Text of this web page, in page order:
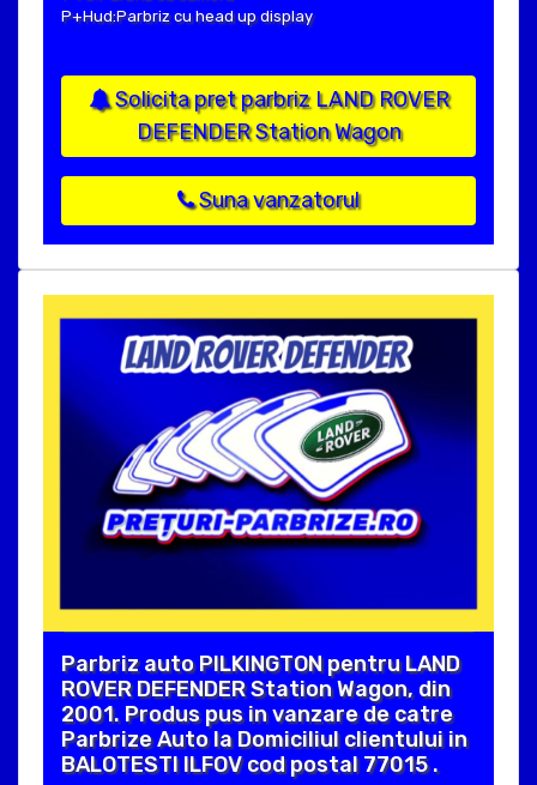
P+Hud:Parbriz cu head up display
Solicita pret parbriz LAND ROVER
DEFENDER Station Wagon
Suna vanzatorul
Parbriz auto PILKINGTON pentru LAND
ROVER DEFENDER Station Wagon, din
2001. Produs pus in vanzare de catre
Parbrize Auto la Domiciliul clientului in
BALOTESTI ILFOV cod postal 77015 .